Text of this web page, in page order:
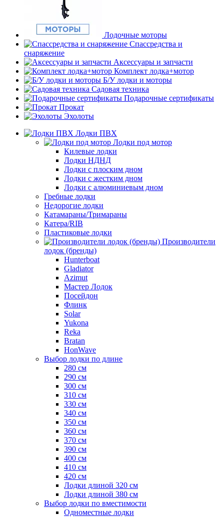
Лодочные моторы
Спассредства и
снаряжение
Аксессуары и запчасти
Комплект лодка+мотор
Б/У лодки и моторы
Садовая техника
Подарочные сертификаты
Прокат
Эхолоты
Лодки ПВХ
Лодки под мотор
Килевые лодки
Лодки НДНД
Лодки с плоским дном
Лодки с жестким дном
Лодки с алюминиевым дном
Гребные лодки
Недорогие лодки
Катамараны/Тримараны
Катера/RIB
Пластиковые лодки
Производители
лодок (бренды)
Hunterboat
Gladiator
Azimut
Мастер Лодок
Посейдон
Флинк
Solar
Yukona
Reka
Bratan
HonWave
Выбор лодки по длине
280 см
290 см
300 см
310 см
330 см
340 см
350 см
360 см
370 см
390 см
400 см
410 см
420 см
Лодки длиной 320 см
Лодки длиной 380 см
Выбор лодки по вместимости
Одноместные лодки